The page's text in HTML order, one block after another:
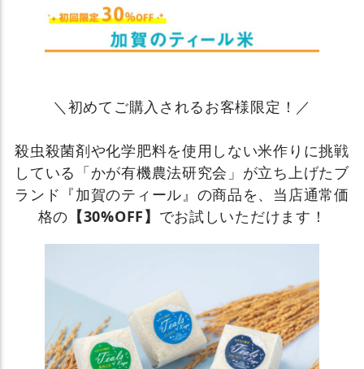
＼初めてご購入されるお客様限定！／
殺虫殺菌剤や化学肥料を使用しない米作りに挑戦
している「かが有機農法研究会」が立ち上げたブ
ランド『加賀のティール』の商品を、当店通常価
格の 【30%OFF】 でお試しいただけます！